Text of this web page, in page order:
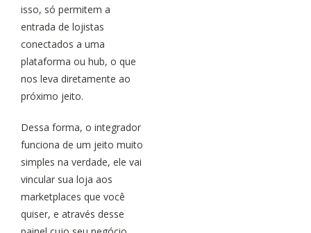
isso, só permitem a
entrada de lojistas
conectados a uma
plataforma ou hub, o que
nos leva diretamente ao
próximo jeito.
Dessa forma, o integrador
funciona de um jeito muito
simples na verdade, ele vai
vincular sua loja aos
marketplaces que você
quiser, e através desse